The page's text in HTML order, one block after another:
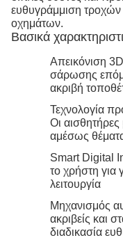
ευθυγράμμιση
οχημάτων.
Βασικά
Απεικόνιση
σάρωσης
ακριβή
Τεχνολογία
Οι αισθητήρες
αμέσως
Smart Digital
το χρήστη
λειτουργία
Μηχανισμός
ακριβείς και
διαδικασία